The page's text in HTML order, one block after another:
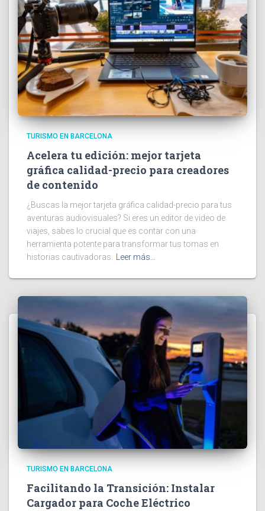
TURISMO EN BARCELONA
Acelera tu edición: mejor tarjeta
gráfica calidad-precio para creadores
de contenido
¿Buscas la mejor tarjeta gráfica calidad-precio para tus
aventuras audiovisuales? Si eres un editor de video de
viajes, sabes lo crucial que es contar con una
herramienta potente para transformar tus tomas en
historias cautivadoras.
Leer más…
TURISMO EN BARCELONA
Facilitando la Transición: Instalar
Cargador para Coche Eléctrico